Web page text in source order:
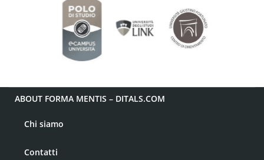
ABOUT FORMA MENTIS – DITALS.COM
Chi siamo
Contatti